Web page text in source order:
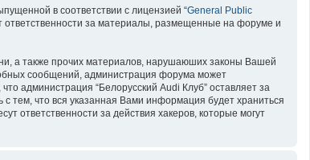
в соответствии с лицензией “General Public
ответственности за материалы, размещенные на форуме и
а также прочих материалов, нарушаюших законы Вашей
сообщений, администрация форума может
администрация “Белорусский Audi Клуб” оставляет за
тем, что вся указанная Вами информация будет храниться
ответственности за действия хакеров, которые могут